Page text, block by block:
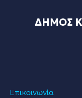
ΔΗΜΟΣ
Επικοινωνία